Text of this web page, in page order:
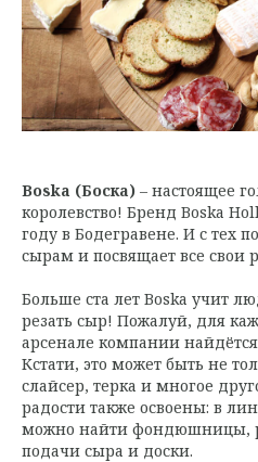
Boska (Боска) – настоящее
королевство! Бренд Boska
году в Бодегравене. И с тех
сырам и посвящает все свои
Больше ста лет Boska учит
резать сыр! Пожалуй, для
арсенале компании
Кстати, это может быть не
слайсер, терка и многое
радости также освоены: в
можно найти фондюшницы,
подачи сыра и доски.